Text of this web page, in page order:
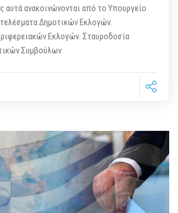
αυτά ανακοινώνονται από το Υπουργείο
Δημοτικών Εκλογών.
Εκλογών. Σταυροδοσία
Συμβούλων.